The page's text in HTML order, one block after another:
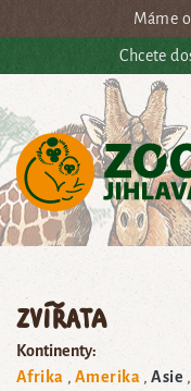
Přejít na hlavní obsah
Máme
Chcete
Zvířata
Kontinenty:
Afrika
Amerika Asie